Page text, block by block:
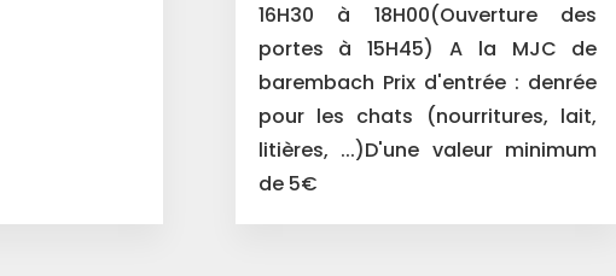
16H30 à 18H00(Ouverture des
portes à 15H45) A la MJC de
barembach Prix d'entrée : denrée
pour les chats (nourritures, lait,
litières, ...)D'une valeur minimum
de 5€